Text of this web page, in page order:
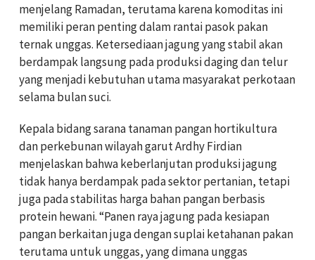
menjelang Ramadan, terutama karena komoditas ini
memiliki peran penting dalam rantai pasok pakan
ternak unggas. Ketersediaan jagung yang stabil akan
berdampak langsung pada produksi daging dan telur
yang menjadi kebutuhan utama masyarakat perkotaan
selama bulan suci.
Kepala bidang sarana tanaman pangan hortikultura
dan perkebunan wilayah garut Ardhy Firdian
menjelaskan bahwa keberlanjutan produksi jagung
tidak hanya berdampak pada sektor pertanian, tetapi
juga pada stabilitas harga bahan pangan berbasis
protein hewani. “Panen raya jagung pada kesiapan
pangan berkaitan juga dengan suplai ketahanan pakan
terutama untuk unggas, yang dimana unggas